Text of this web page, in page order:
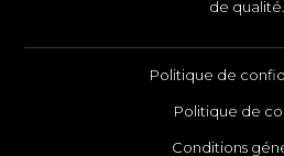
de qualité.
Politique de
Politique de
Conditions